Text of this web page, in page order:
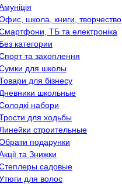
школа, книги, творчество
ТБ та електроніка
Без категории
та захоплення
для школы
для бізнесу
Дневники школьные
набори
для ходьбы
строительные
подарунки
та Знижки
садовые
для волос